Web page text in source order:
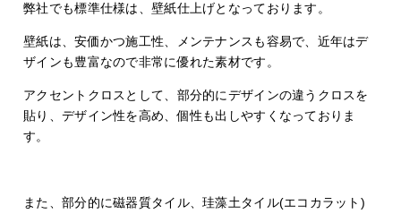
弊社でも標準仕様は、壁紙仕上げとなっております。
壁紙は、安価かつ施工性、メンテナンスも容易で、近年はデ
ザインも豊富なので非常に優れた素材です。
アクセントクロスとして、部分的にデザインの違うクロスを
貼り、デザイン性を高め、個性も出しやすくなっておりま
す。
また、部分的に磁器質タイル、珪藻土タイル(エコカラット)